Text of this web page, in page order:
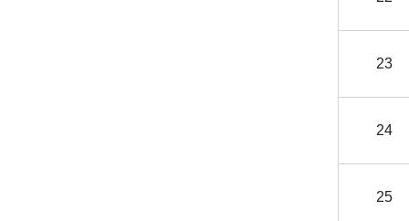
23
24
25